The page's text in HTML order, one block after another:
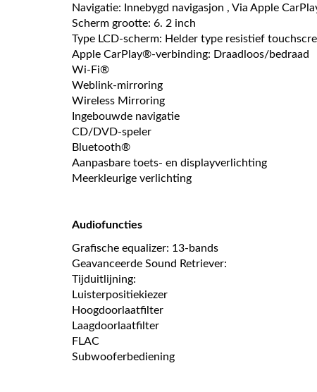
Navigatie: Innebygd navigasjon , Via Apple
Scherm grootte: 6. 2 inch
Type LCD-scherm: Helder type resistief
Apple CarPlay®-verbinding: Draadloos/bedraad
Wi-Fi®
Weblink-mirroring
Wireless Mirroring
Ingebouwde navigatie
CD/DVD-speler
Bluetooth®
Aanpasbare toets- en displayverlichting
Meerkleurige verlichting
Audiofuncties
Grafische equalizer: 13-bands
Geavanceerde Sound Retriever:
Tijduitlijning:
Luisterpositiekiezer
Hoogdoorlaatfilter
Laagdoorlaatfilter
FLAC
Subwooferbediening